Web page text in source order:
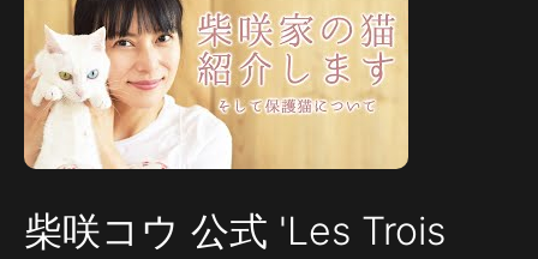
柴咲コウ 公式 'Les Trois